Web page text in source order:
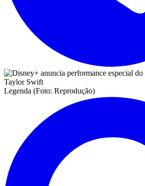
Legenda (Foto: Reprodução)